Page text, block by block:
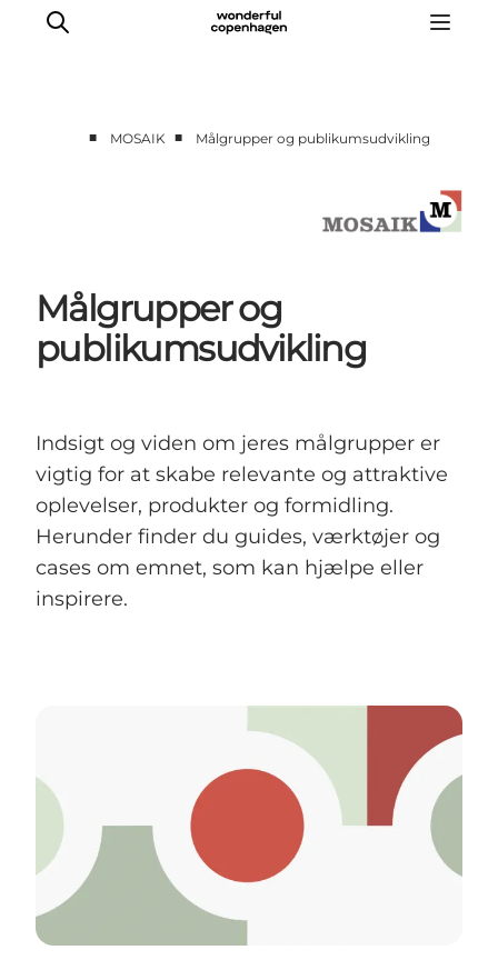
Podcast
Nyhedsbrev
■ MOSAIK ■ Målgrupper og publikumsudvikling
Målgrupper og
publikumsudvikling
Indsigt og viden om jeres målgrupper er
vigtig for at skabe relevante og attraktive
oplevelser, produkter og formidling.
Herunder finder du guides, værktøjer og
cases om emnet, som kan hjælpe eller
inspirere.